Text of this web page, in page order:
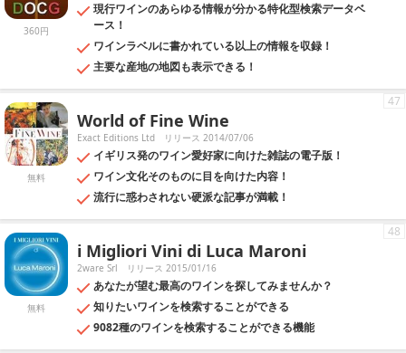
360円
現行ワインのあらゆる情報が分かる特化型検索データベ
ース！
ワインラベルに書かれている以上の情報を収録！
主要な産地の地図も表示できる！
無料
World of Fine Wine
Exact Editions Ltd リリース 2014/07/06
イギリス発のワイン愛好家に向けた雑誌の電子版！
ワイン文化そのものに目を向けた内容！
流行に惑わされない硬派な記事が満載！
47
無料
i Migliori Vini di Luca Maroni
2ware Srl リリース 2015/01/16
あなたが望む最高のワインを探してみませんか？
知りたいワインを検索することができる
9082種のワインを検索することができる機能
48